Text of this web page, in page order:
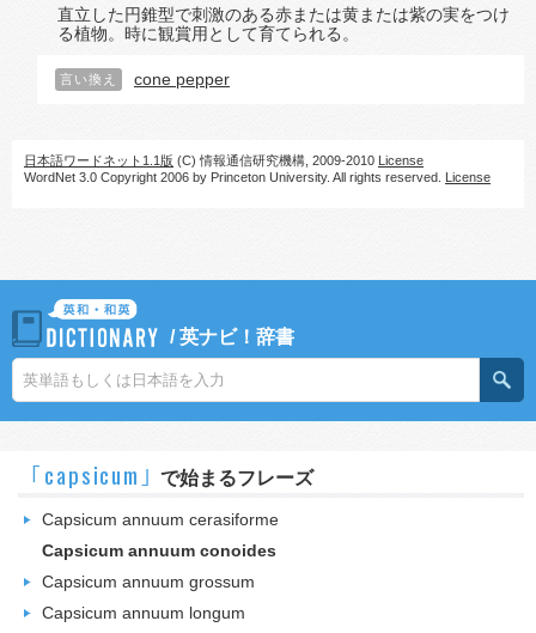
直立した円錐型で刺激のある赤または黄または紫の実をつけ
る植物。時に観賞用として育てられる。
言い換え cone pepper
日本語ワードネット1.1版 (C) 情報通信研究機構, 2009-2010 License
WordNet 3.0 Copyright 2006 by Princeton University. All rights reserved. License
/英ナビ！辞書
｢capsicum｣ で始まるフレーズ
Capsicum annuum cerasiforme
Capsicum annuum conoides
Capsicum annuum grossum
Capsicum annuum longum